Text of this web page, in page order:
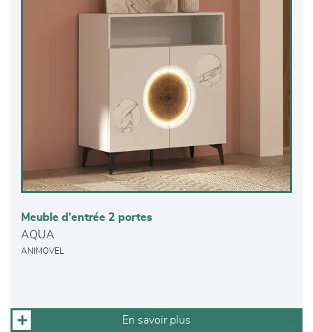
Meuble d’entrée 2 portes
AQUA
ANIMOVEL
En savoir plus